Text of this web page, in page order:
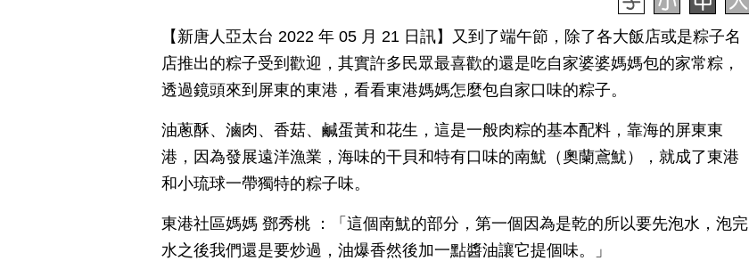
【新唐人亞太台 2022 年 05 月 21 日訊】又到了端午節，除了各大飯店或是粽子名
店推出的粽子受到歡迎，其實許多民眾最喜歡的還是吃自家婆婆媽媽包的家常粽，
透過鏡頭來到屏東的東港，看看東港媽媽怎麼包自家口味的粽子。
油蔥酥、滷肉、香菇、鹹蛋黃和花生，這是一般肉粽的基本配料，靠海的屏東東
港，因為發展遠洋漁業，海味的干貝和特有口味的南魷（奧蘭鳶魷），就成了東港
和小琉球一帶獨特的粽子味。
東港社區媽媽 鄧秀桃 ：「這個南魷的部分，第一個因為是乾的所以要先泡水，泡完
水之後我們還是要炒過，油爆香然後加一點醬油讓它提個味。」